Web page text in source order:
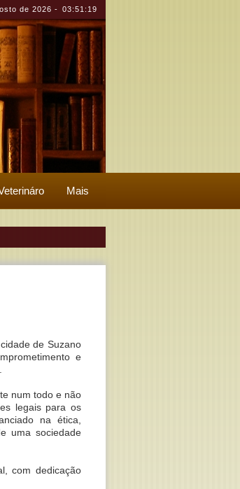
de 2026 - 03:51:20
Mais
de Suzano
e
num todo e não
legais para os
na ética,
uma sociedade
com dedicação